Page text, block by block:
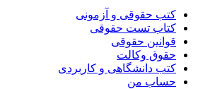
کتب حقوقی و آزمونی
کتاب تست حقوقی
قوانین حقوقی
حقوق وکالت
کتب دانشگاهی و کاربردی
حساب من